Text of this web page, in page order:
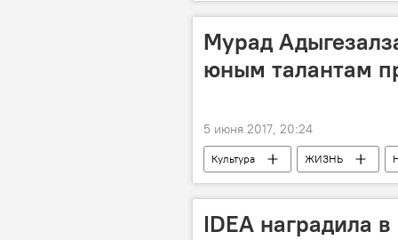
Министерство энергетики АР
Мурад
юным талантам
5 июня 2017, 20:24
Культура ЖИЗНЬ
Азербайджанская государственная
IDEA наградила